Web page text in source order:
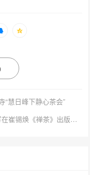
“慧日峰下静心茶会”
下一篇：禅茶，与心灵的相遇时刻——写在崔锡焕《禅茶》出版之际